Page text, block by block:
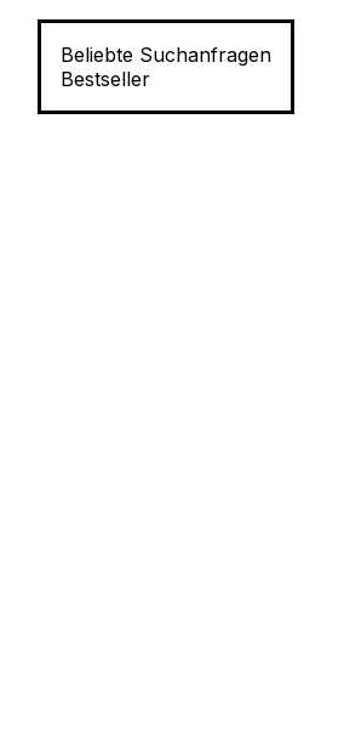
Beliebte Suchanfragen
Bestseller